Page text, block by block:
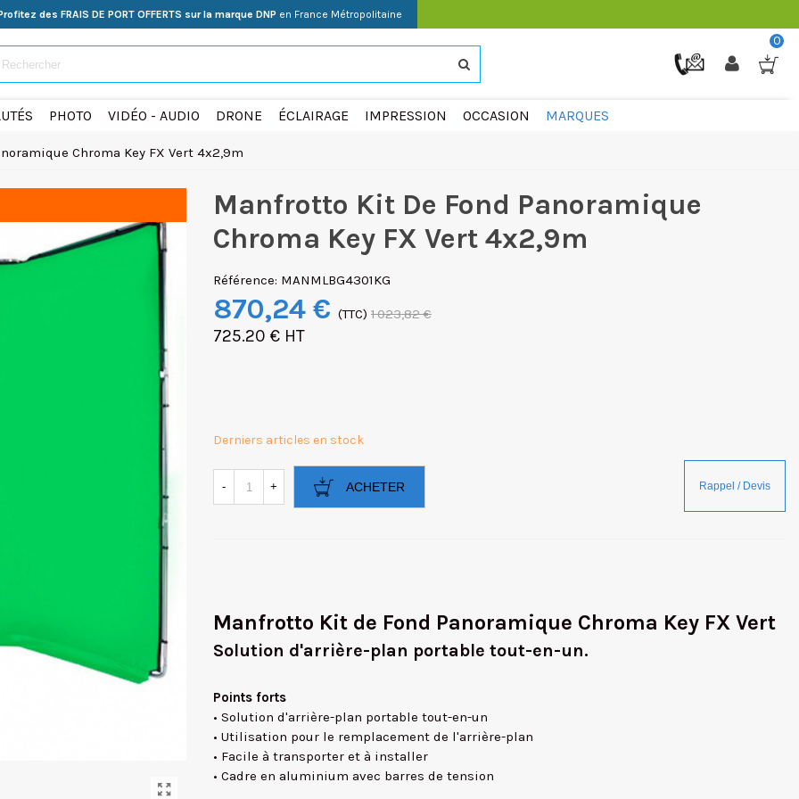
des FRAIS DE PORT OFFERTS sur la marque DNP en France Métropolitaine
0
PHOTO VIDÉO - AUDIO DRONE ÉCLAIRAGE IMPRESSION OCCASION MARQUES
Chroma Key FX Vert 4x2,9m
Manfrotto Kit De Fond Panoramique
Chroma Key FX Vert 4x2,9m
Référence: MANMLBG4301KG
870,24 € (TTC) 1 023,82 €
725.20 € HT
Derniers articles en stock
- + ACHETER
Manfrotto Kit de Fond Panoramique Chroma Key FX Vert
Solution d'arrière-plan portable tout-en-un.
Points forts 
• Solution d'arrière-plan portable tout-en-un
• Utilisation pour le remplacement de l'arrière-plan
• Facile à transporter et à installer
• Cadre en aluminium avec barres de tension